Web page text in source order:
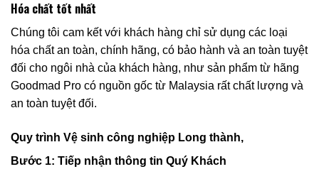
Hóa chất tốt nhất
Chúng tôi cam kết với khách hàng chỉ sử dụng các loại
hóa chất an toàn, chính hãng, có bảo hành và an toàn tuyệt
đối cho ngôi nhà của khách hàng, như sản phẩm từ hãng
Goodmad Pro có nguồn gốc từ Malaysia rất chất lượng và
an toàn tuyệt đối.
Quy trình Vệ sinh công nghiệp Long thành,
Bước 1: Tiếp nhận thông tin Quý Khách